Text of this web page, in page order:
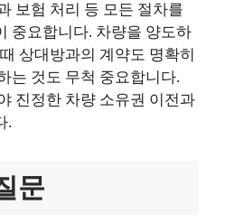
보험 처리 등 모든 절차를
중요합니다. 차량을 양도하
상대방과의 계약도 명확히
는 것도 무척 중요합니다.
진정한 차량 소유권 이전과
.
문